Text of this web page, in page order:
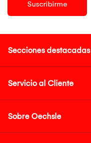
Suscribirme
Secciones destacadas
Servicio al Cliente
Sobre Oechsle